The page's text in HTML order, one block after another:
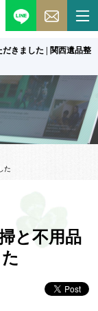
きました | 関西遺品整
た
と不用品